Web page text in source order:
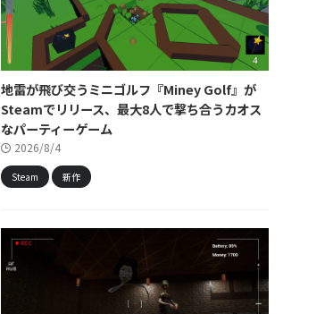
地雷が飛び交うミニゴルフ『Miney Golf』が
Steamでリリース、最大8人で撃ち合うカオス
なパーティーゲーム
2026/8/4
Steam 新作